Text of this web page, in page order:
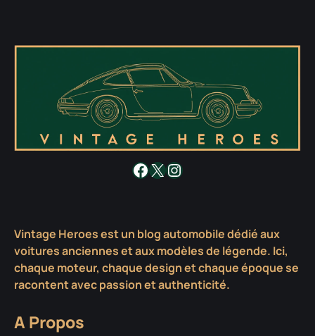
Facebook
X Instagram
Vintage Heroes est un blog automobile dédié aux
voitures anciennes et aux modèles de légende. Ici,
chaque moteur, chaque design et chaque époque se
racontent avec passion et authenticité.
A Propos